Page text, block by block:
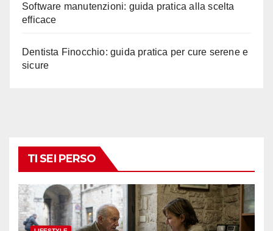
Software manutenzioni: guida pratica alla scelta
efficace
Dentista Finocchio: guida pratica per cure serene e
sicure
TI SEI PERSO